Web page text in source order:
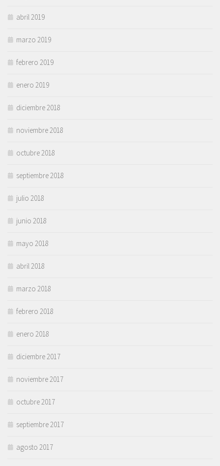
abril 2019
marzo 2019
febrero 2019
enero 2019
diciembre 2018
noviembre 2018
octubre 2018
septiembre 2018
julio 2018
junio 2018
mayo 2018
abril 2018
marzo 2018
febrero 2018
enero 2018
diciembre 2017
noviembre 2017
octubre 2017
septiembre 2017
agosto 2017